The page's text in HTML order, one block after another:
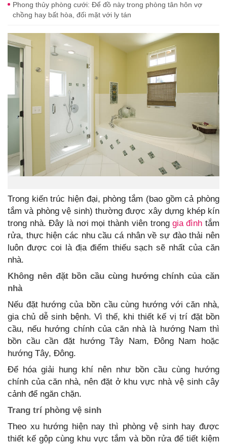
Phong thủy phòng cưới: Để đồ này trong phòng tân hôn vợ
chồng hay bất hòa, đối mặt với ly tán
Trong kiến trúc hiện đại, phòng tắm (bao gồm cả phòng
tắm và phòng vệ sinh) thường được xây dựng khép kín
trong nhà. Đây là nơi mọi thành viên tronggia đình tắm
rửa, thực hiện các nhu cầu cá nhân về sự đào thải nên
luôn được coi là địa điểm thiếu sạch sẽ nhất của căn
nhà.
Không nên đặt bồn cầu cùng hướng chính của căn
nhà
Nếu đặt hướng của bồn cầu cùng hướng với căn nhà,
gia chủ dễ sinh bệnh. Vì thế, khi thiết kế vị trí đặt bồn
cầu, nếu hướng chính của căn nhà là hướng Nam thì
bồn cầu cần đặt hướng Tây Nam, Đông Nam hoặc
hướng Tây, Đông.
Để hóa giải hung khí nên như bồn cầu cùng hướng
chính của căn nhà, nên đặt ở khu vực nhà vệ sinh cây
cảnh để ngăn chặn.
Trang trí phòng vệ sinh
Theo xu hướng hiện nay thì phòng vệ sinh hay được
thiết kế gộp cùng khu vực tắm và bồn rửa để tiết kiệm